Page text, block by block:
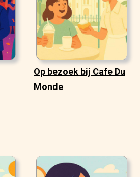
Op bezoek bij Cafe Du
Monde